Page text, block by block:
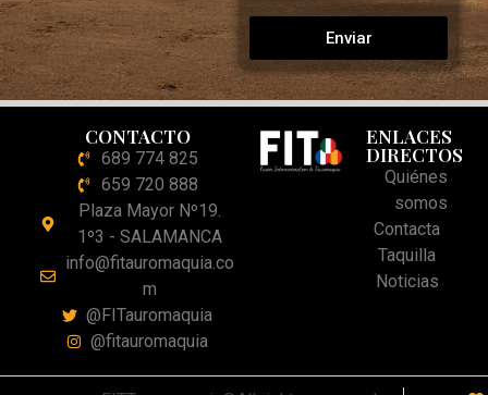
Enviar
CONTACTO
689 774 825
659 720 888
Plaza Mayor Nº19.
1º3 - SALAMANCA
info@fitauromaquia.co
m
@FITauromaquia
@fitauromaquia
ENLACES
DIRECTOS
Quiénes
somos
Contacta
Taquilla
Noticias